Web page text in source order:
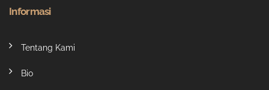
Informasi
Tentang Kami
Bio